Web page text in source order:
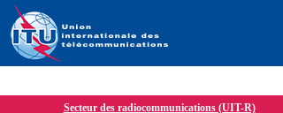
Secteur des radiocommunications (UIT-R)